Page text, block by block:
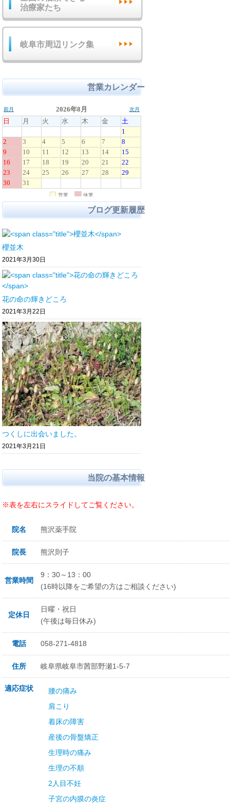
治療家たち
岐阜市周辺リンク集
営業カレンダー
ブログ更新履歴
櫻並木
2021年3月30日
花の命の輝きどころ
2021年3月22日
つくしに出会いました。
2021年3月21日
当院の基本情報
※表を左右にスライドしてご覧ください。
院名 熊沢薬手院
院長 熊沢則子
営業時間
9：30～13：00
(16時以降をご希望の方はご相談ください)
定休日
日曜・祝日
(午後は毎日休み)
電話 058-271-4818
住所 岐阜県岐阜市茜部野瀬1-5-7
適応症状
腰の痛み
肩こり
着床の障害
産後の骨盤矯正
生理時の痛み
生理の不順
2人目不妊
子宮の内膜の炎症